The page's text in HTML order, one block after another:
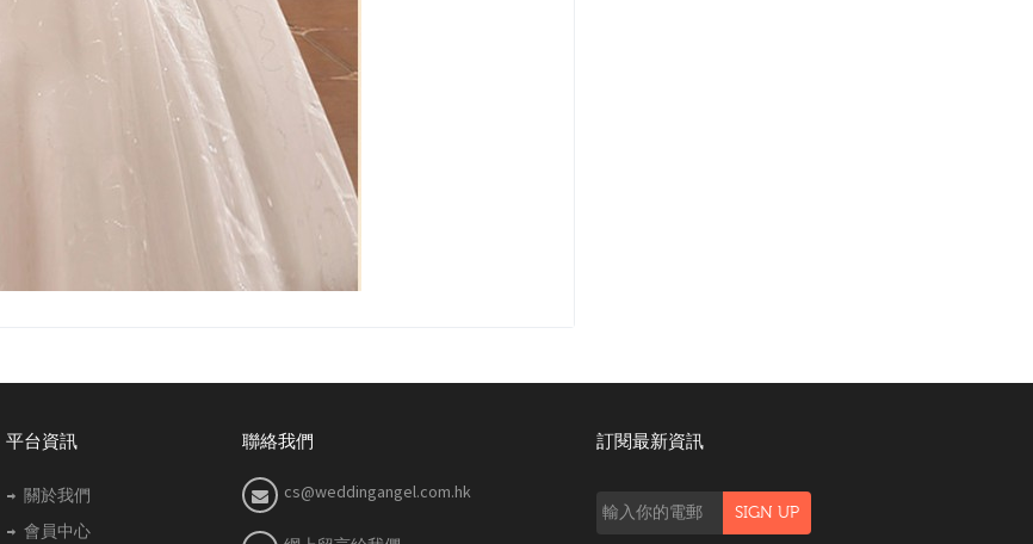
平台資訊
關於我們
會員中心
聯絡我們
cs@weddingangel.com.hk
訂閱最新資訊